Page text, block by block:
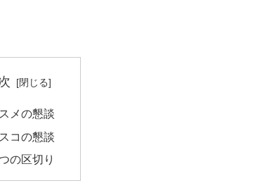
メの懇談
コの懇談
の区切り